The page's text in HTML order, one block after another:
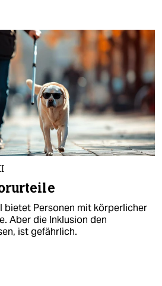
bietet Personen mit körperlicher
Aber die Inklusion den
ist gefährlich.